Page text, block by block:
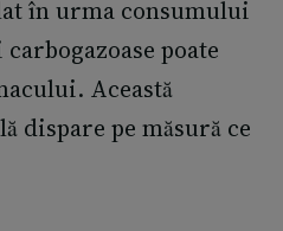
în urma consumului
poate
Această
dispare pe măsură ce